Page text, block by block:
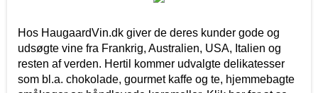
Hos HaugaardVin.dk giver de deres kunder gode og
udsøgte vine fra Frankrig, Australien, USA, Italien og
resten af verden. Hertil kommer udvalgte delikatesser
som bl.a. chokolade, gourmet kaffe og te, hjemmebagte